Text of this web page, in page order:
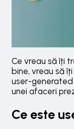
Ce vreau să îți
bine, vreau să
user-generated
unei afaceri
Ce este